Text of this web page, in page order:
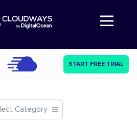
Abre a navegação
START FREE TRIAL
Category